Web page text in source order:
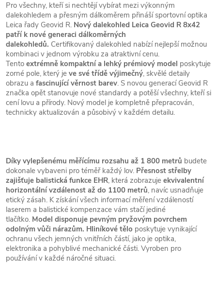
Pro všechny, kteří si nechtějí vybírat mezi výkonným
dalekohledem a přesným dálkoměrem přináší sportovní optika
Leica řady Geovid R. Nový dalekohled Leica Geovid R 8x42
patří k nové generaci dálkoměrných
dalekohledů. Certifikovaný dalekohled nabízí nejlepší možnou
kombinaci v jednom výrobku za atraktivní cenu.
Tento extrémně kompaktní a lehký prémiový model poskytuje
zorné pole, který je ve své třídě výjimečný, skvělé detaily
obrazu a fascinující věrnost barev. S novou generací Geovid R
značka opět stanovuje nové standardy a potěší všechny, kteří si
cení lovu a přírody. Nový model je kompletně přepracován,
technicky aktualizován a působivý v každém detailu.
Díky vylepšenému měřícímu rozsahu až 1 800 metrů budete
dokonale vybaveni pro téměř každý lov. Přesnost střelby
zajišťuje balistická funkce EHR, která zobrazuje ekvivalentní
horizontální vzdálenost až do 1100 metrů, navíc usnadňuje
etický zásah. K získání všech informací měření vzdáleností
laserem a balistické kompenzace vám stačí jediné
tlačítko. Model disponuje pevným pryžovým povrchem
odolným vůči nárazům. Hliníkové tělo poskytuje vynikající
ochranu všech jemných vnitřních částí, jako je optika,
elektronika a pohyblivé mechanické části. Vyroben pro
používání v každé náročné situaci.